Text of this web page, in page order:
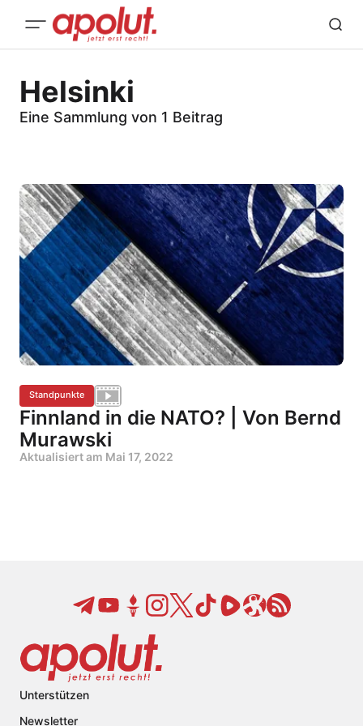
Helsinki
Eine Sammlung von 1 Beitrag
Standpunkte
Finnland in die NATO? | Von Bernd
Murawski
Aktualisiert am Mai 17, 2022
Unterstützen
Newsletter